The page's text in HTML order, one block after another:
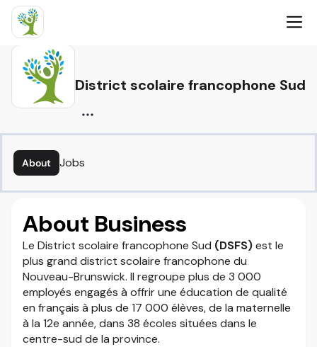
District scolaire francophone Sud
About Jobs
About Business
Le District scolaire francophone Sud (DSFS)est le
plus grand district scolaire francophone du
Nouveau-Brunswick. Il regroupe plus de 3 000
employés engagés à offrir une éducation de qualité
en français à plus de 17 000 élèves, de la maternelle
à la 12e année, dans 38 écoles situées dans le
centre-sud de la province.